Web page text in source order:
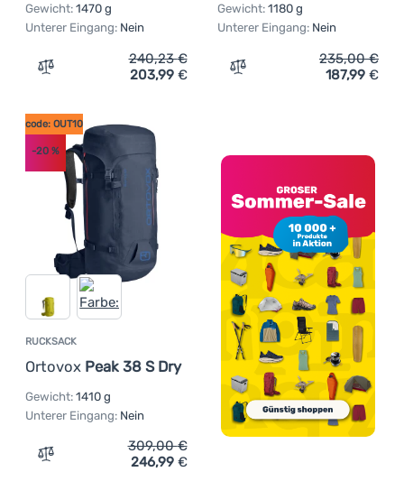
Gewicht: 1470 g
Unterer Eingang: Nein
Zum Vergleich 'Rucksack Ortlieb Atrack 35L' hinzufügen
240,23€
203,99 €
Gewicht: 1180 g
Unterer Eingang: Nein
Zum Vergleich 'Rucksack
235,00€
187,99 €
RUCKSACK
Ortovox Peak 38 S Dry
code: OUT10
-20 %
Gewicht: 1410 g
Unterer Eingang: Nein
Zum Vergleich 'Rucksack Ortovox Peak 38 S Dry'
309,00€
246,99 €